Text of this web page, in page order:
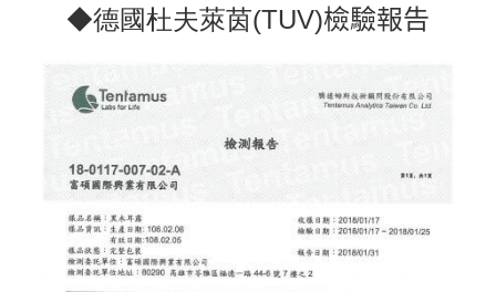
◆德國杜夫萊茵(TUV)檢驗報告